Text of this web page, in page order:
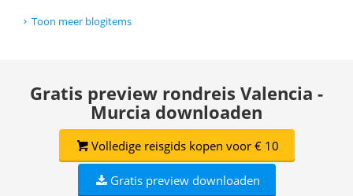
Toon meer blogitems
Gratis preview rondreis Valencia -
Murcia downloaden
Volledige reisgids kopen voor € 10
Gratis preview downloaden